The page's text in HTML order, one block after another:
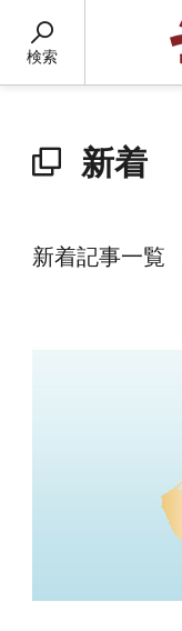
検索
新着
新着記事一覧